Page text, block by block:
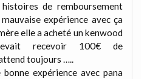
de remboursement
expérience avec ça
elle a acheté un kenwood
recevoir 100€ de
toujours …..
expérience avec pana